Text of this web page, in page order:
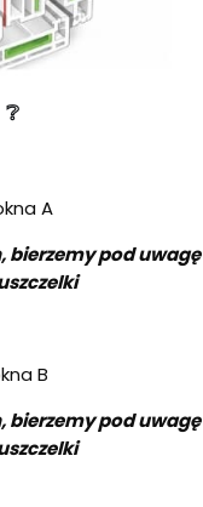
❔
A
bierzemy pod uwagę
B
bierzemy pod uwagę